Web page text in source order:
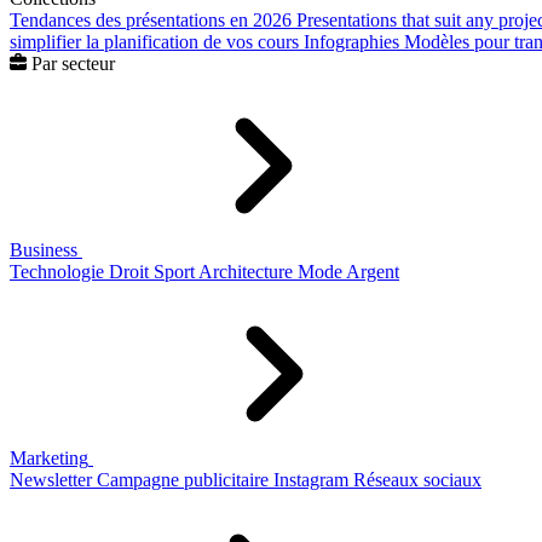
Tendances des présentations en 2026 Presentations that suit any
simplifier la planification de vos cours Infographies Modèles pour
Par secteur
Business
Technologie Droit Sport Architecture Mode Argent
Marketing
Newsletter Campagne publicitaire Instagram Réseaux sociaux